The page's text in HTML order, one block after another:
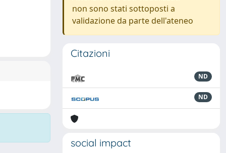
non sono stati sottoposti a
validazione da parte dell'ateneo
Citazioni
ND
ND
social impact